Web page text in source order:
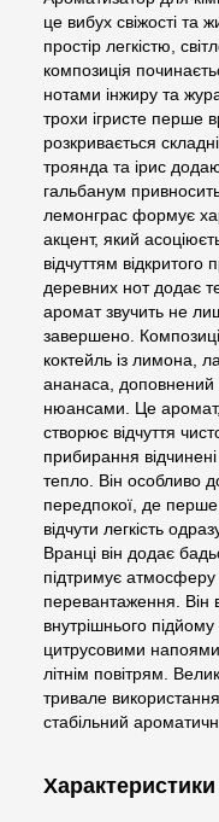
це вибух свіжості та
простір легкістю,
композиція
нотами інжиру та
трохи ігристе перше
розкривається
троянда та ірис
гальбанум
лемонграс формує
акцент, який
відчуттям
деревних нот додає
аромат звучить не
завершено.
коктейль із лимона,
ананаса, доповнений
нюансами. Це аромат,
створює відчуття
прибирання
тепло. Він особливо
передпокої, де
відчути легкість
Вранці він додає
підтримує атмосферу
перевантаження. Він
внутрішнього
цитрусовими
літнім повітрям.
тривале
стабільний
Характеристики